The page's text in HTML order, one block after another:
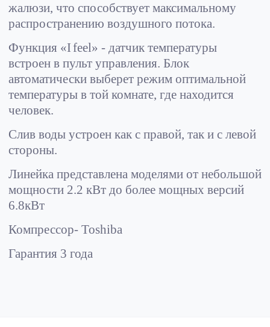
жалюзи, что способствует максимальному
распространению воздушного потока.
Функция «Ifeel» - датчик температуры
встроен в пульт управления. Блок
автоматически выберет режим оптимальной
температуры в той комнате, где находится
человек.
Слив воды устроен как с правой, так и с левой
стороны.
Линейка представлена моделями от небольшой
мощности 2.2 кВт до более мощных версий
6.8кВт
Компрессор- Toshiba
Гарантия 3 года